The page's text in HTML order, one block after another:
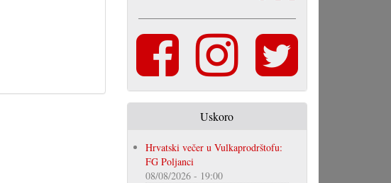
Uskoro
Hrvatski večer u Vulkaprodrštofu:
FG Poljanci
08/08/2026 - 19:00